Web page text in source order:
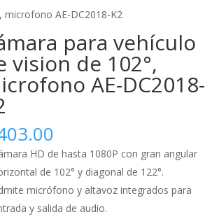
microfono AE-DC2018-K2
para vehículo
vision de 102°,
AE-DC2018-
HD de hasta 1080P con gran angular
de 102° y diagonal de 122°.
micrófono y altavoz integrados para
y salida de audio.